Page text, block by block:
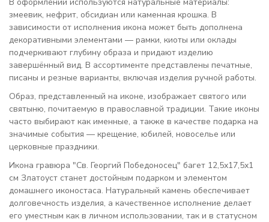
змеевик, нефрит, обсидиан или каменная крошка. В
зависимости от исполнения икона может быть дополнена
декоративными элементами — рамки, киоты или оклады
подчеркивают глубину образа и придают изделию
завершённый вид. В ассортименте представлены печатные,
писаны и резные варианты, включая изделия ручной работы.
Образ, представленный на иконе, изображает святого или
святыню, почитаемую в православной традиции. Такие иконы
часто выбирают как именные, а также в качестве подарка на
значимые события — крещение, юбилей, новоселье или
церковные праздники.
Икона гравюра "Св. Георгий Победоносец" багет 12,5х17,5х1
см Златоуст станет достойным подарком и элементом
домашнего иконостаса. Натуральный камень обеспечивает
долговечность изделия, а качественное исполнение делает
его уместным как в личном использовании, так и в статусном